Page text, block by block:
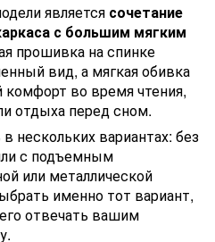
является сочетание
с большим мягким
прошивка на спинке
вид, а мягкая обивка
во время чтения,
отдыха перед сном.
нескольких вариантах: без
с подъемным
или металлической
именно тот вариант,
отвечать вашим